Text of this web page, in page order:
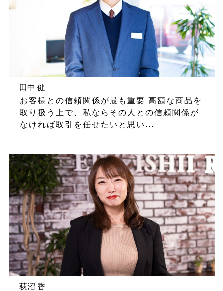
田中 健
お客様との信頼関係が最も重要 高額な商品を
取り扱う上で、私ならその人との信頼関係が
なければ取引を任せたいと思い...
荻沼 香